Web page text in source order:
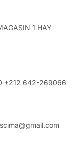
1 HAY
+212 642-269066